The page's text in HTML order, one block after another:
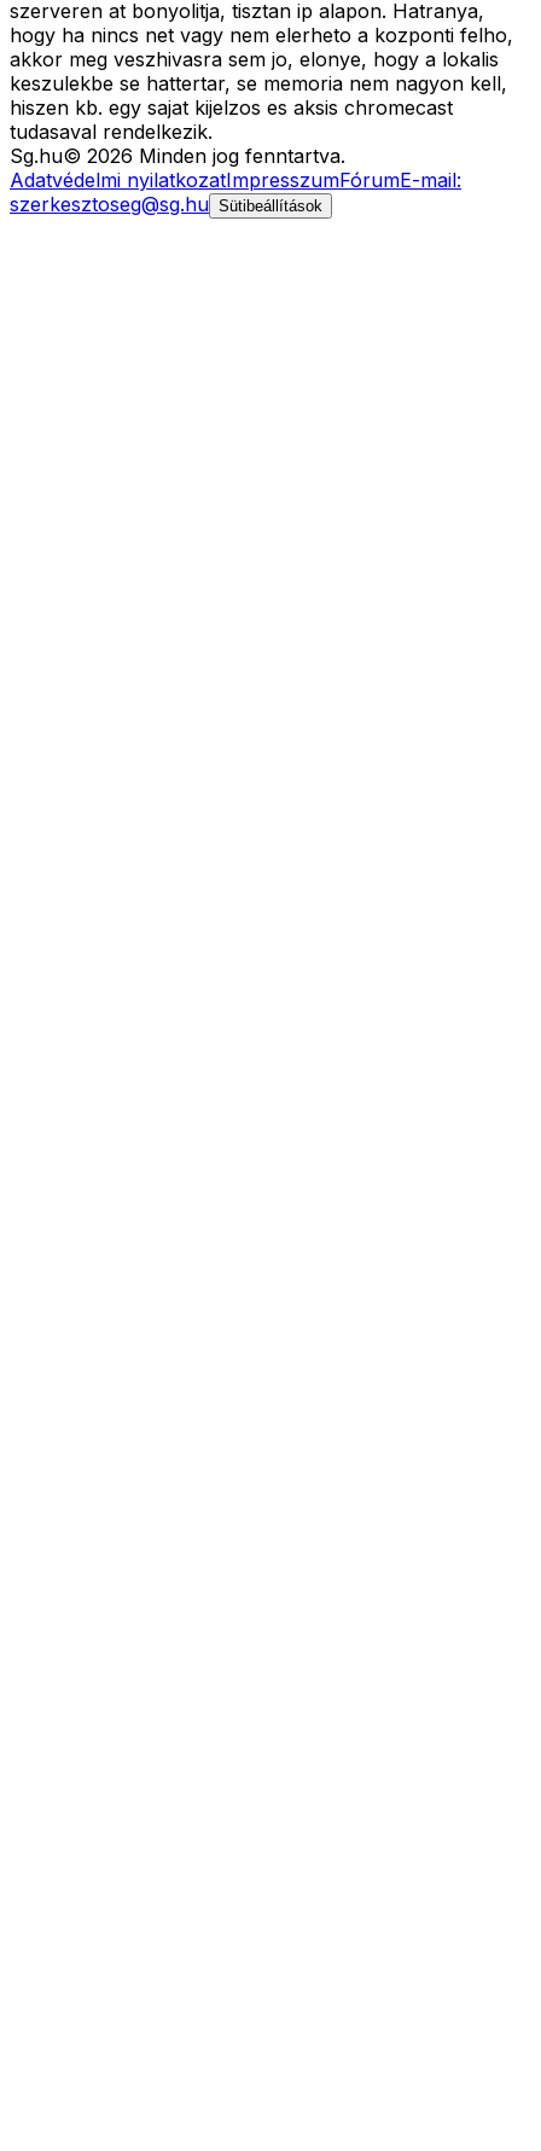
szerveren at bonyolitja, tisztan ip alapon. Hatranya,
hogy ha nincs net vagy nem elerheto a kozponti felho,
akkor meg veszhivasra sem jo, elonye, hogy a lokalis
keszulekbe se hattertar, se memoria nem nagyon kell,
hiszen kb. egy sajat kijelzos es aksis chromecast
tudasaval rendelkezik.
Sg.hu© 2026 Minden jog fenntartva.
Adatvédelmi nyilatkozatImpresszumFórumE-mail:
szerkesztoseg@sg.hu Sütibeállítások